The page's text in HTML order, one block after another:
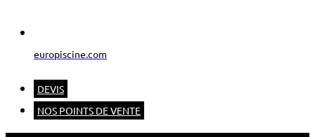
europiscine.com
DEVIS
NOS POINTS DE VENTE